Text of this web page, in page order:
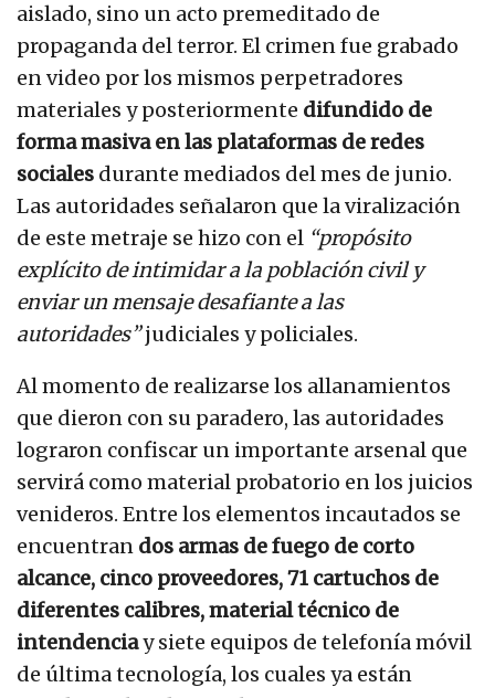
aislado, sino un acto premeditado de
propaganda del terror. El crimen fue grabado
en video por los mismos perpetradores
materiales y posteriormente difundido de
forma masiva en las plataformas de redes
sociales durante mediados del mes de junio.
Las autoridades señalaron que la viralización
de este metraje se hizo con el “propósito
explícito de intimidar a la población civil y
enviar un mensaje desafiante a las
autoridades”judiciales y policiales.
Al momento de realizarse los allanamientos
que dieron con su paradero, las autoridades
lograron confiscar un importante arsenal que
servirá como material probatorio en los juicios
venideros. Entre los elementos incautados se
encuentran dos armas de fuego de corto
alcance, cinco proveedores, 71 cartuchos de
diferentes calibres, material técnico de
intendenciay siete equipos de telefonía móvil
de última tecnología, los cuales ya están